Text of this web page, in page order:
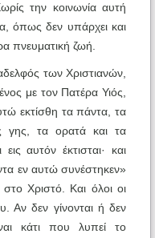
την κοινωνία αυτή
όπως δεν υπάρχει και
πνευματική ζωή.
των Χριστιανών,
με τον Πατέρα Υιός,
εκτίσθη τα πάντα, τα
γης, τα ορατά και τα
αυτόν έκτισται· και
εν αυτώ συνέστηκεν»
Χριστό. Και όλοι οι
Αν δεν γίνονται ή δεν
κάτι που λυπεί το